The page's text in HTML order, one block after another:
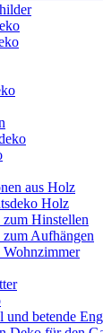
aus Holz
Holz
Hinstellen
Aufhängen
und betende